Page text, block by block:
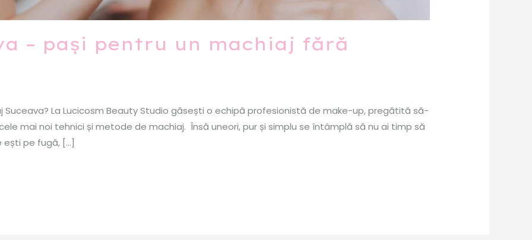
– pași pentru un machiaj fără
Suceava? La Lucicosm Beauty Studio găsești o echipă profesionistă de make-up, pregătită să-
mai noi tehnici și metode de machiaj. Însă uneori, pur și simplu se întâmplă să nu ai timp să
ești pe fugă, […]